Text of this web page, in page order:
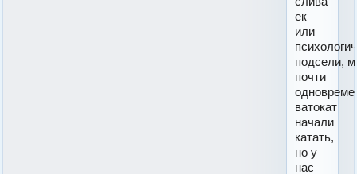
ек
или
подсели,
почти
ватокат
начали
катать,
но у
нас